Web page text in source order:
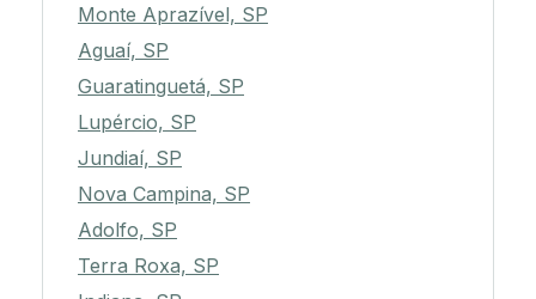
Monte Aprazível, SP
Aguaí, SP
Guaratinguetá, SP
Lupércio, SP
Jundiaí, SP
Nova Campina, SP
Adolfo, SP
Terra Roxa, SP